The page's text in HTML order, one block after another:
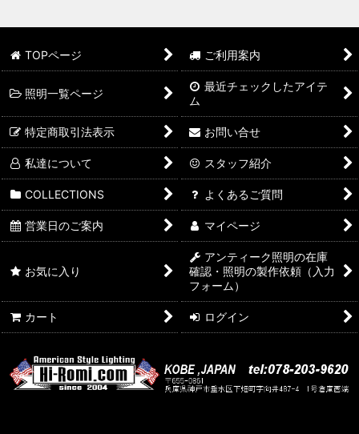
TOPページ ご利用案内
照明一覧ページ
最近チェックしたアイテ
ム
特定商取引法表示 お問い合せ
私達について スタッフ紹介
COLLECTIONS よくあるご質問
営業日のご案内 マイページ
お気に入り
アンティーク照明の在庫
確認・照明の製作依頼（入力
フォーム）
カート ログイン